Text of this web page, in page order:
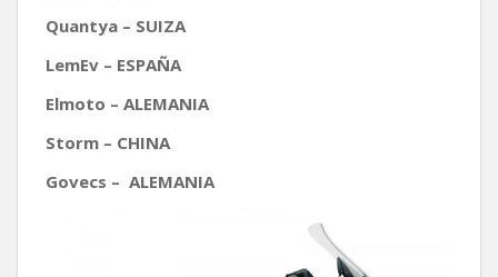
Quantya – SUIZA
LemEv – ESPAÑA
Elmoto – ALEMANIA
Storm – CHINA
Govecs – ALEMANIA